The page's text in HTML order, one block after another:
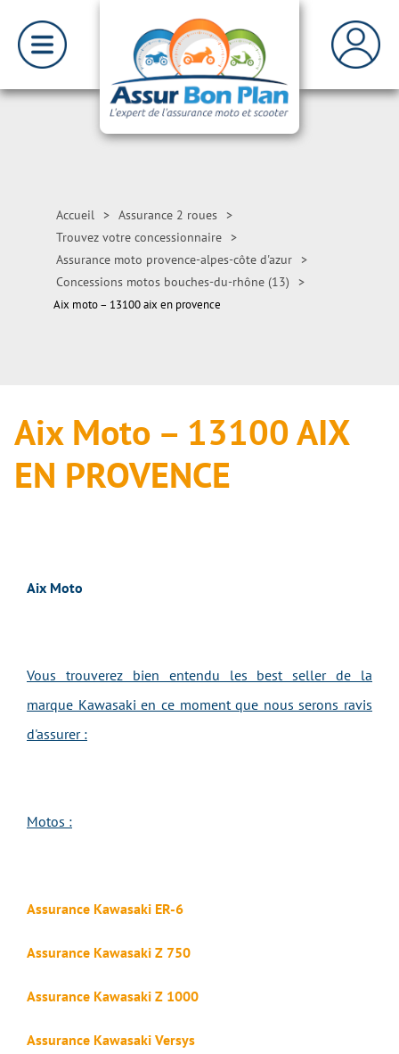
Accueil > Assurance 2 roues >
Trouvez votre concessionnaire >
Assurance moto provence-alpes-côte d'azur >
Concessions motos bouches-du-rhône (13)
>
Aix moto – 13100 aix en provence
Aix Moto – 13100 AIX
EN PROVENCE
Aix Moto
Vous trouverez bien entendu les best seller de la
marque Kawasaki en ce moment que nous serons ravis
d'assurer :
Motos :
Assurance Kawasaki ER-6
Assurance Kawasaki Z 750
Assurance Kawasaki Z 1000
Assurance Kawasaki Versys